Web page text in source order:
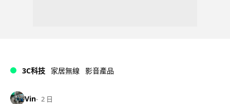
3C科技 家居無線 影音產品
Vin 2 日